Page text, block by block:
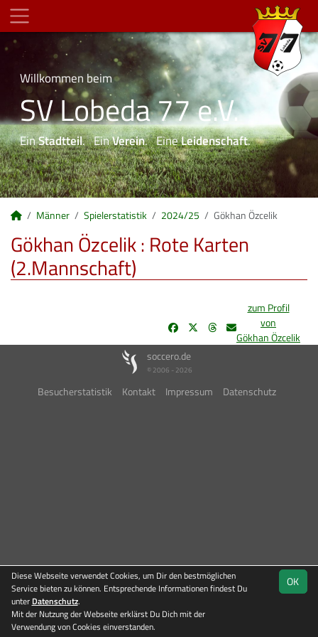
Willkommen beim
SV Lobeda 77 e.V.
EinStadtteil. EinVerein. EineLeidenschaft.
Männer Spielerstatistik 2024/25 Gökhan Özcelik
Gökhan Özcelik : Rote Karten
(2.Mannschaft)
zum Profil
von
Gökhan Özcelik
soccero.de
© 2006 - 2026
Besucherstatistik Kontakt Impressum Datenschutz
OK
Diese Webseite verwendet Cookies, um Dir den bestmöglichen
Service bieten zu können. Entsprechende Informationen findest Du
unter Datenschutz.
Mit der Nutzung der Webseite erklärst Du Dich mit der
Verwendung von Cookies einverstanden.